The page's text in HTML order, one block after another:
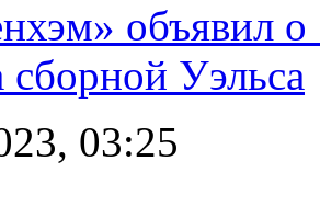
объявил
сборной Уэльса
03:25